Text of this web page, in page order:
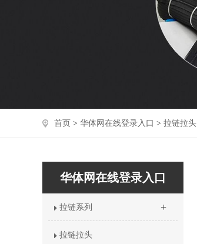
首页 > 华体网在线登录入口 > 拉链拉头
华体网在线登录入口
拉链系列 +
拉链拉头